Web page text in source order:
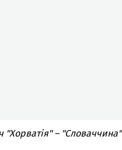
"Хорватія" – "Словаччина"